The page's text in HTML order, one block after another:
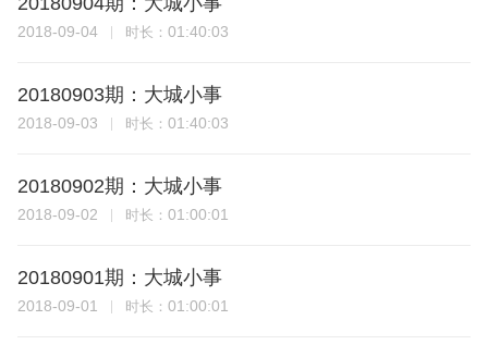
2018-09-04 时长： 01:40:03
20180903期：大城小事
2018-09-03 时长： 01:40:03
20180902期：大城小事
2018-09-02 时长： 01:00:01
20180901期：大城小事
2018-09-01 时长： 01:00:01